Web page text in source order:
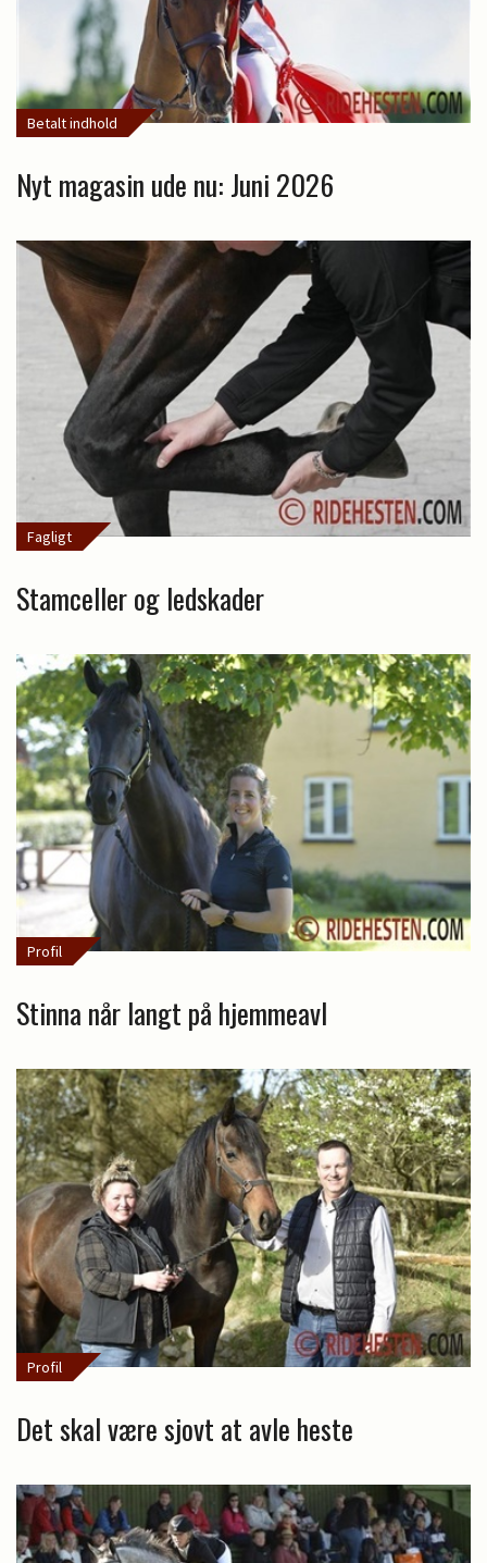
Betalt indhold
Nyt magasin ude nu: Juni 2026
Fagligt
Stamceller og ledskader
Profil
Stinna når langt på hjemmeavl
Profil
Det skal være sjovt at avle heste